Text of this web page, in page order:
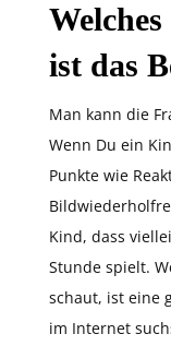
ist das
Man kann die
Wenn Du ein
Punkte wie
Kind, dass
Stunde spielt.
schaut, ist eine
im Internet